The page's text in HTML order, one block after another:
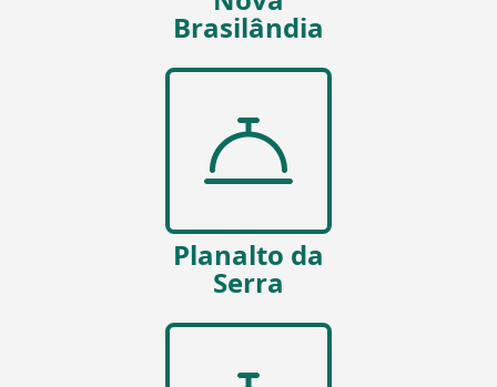
Brasilândia
Planalto da
Serra